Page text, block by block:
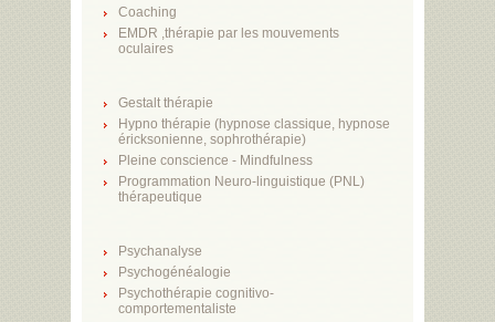
Coaching
EMDR ,thérapie par les mouvements
oculaires
Gestalt thérapie
Hypno thérapie (hypnose classique, hypnose
éricksonienne, sophrothérapie)
Pleine conscience - Mindfulness
Programmation Neuro-linguistique (PNL)
thérapeutique
Psychanalyse
Psychogénéalogie
Psychothérapie cognitivo-
comportementaliste